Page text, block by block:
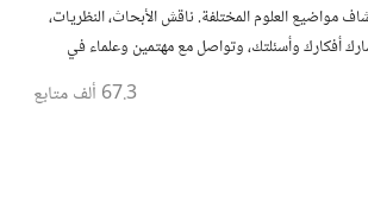
مواضيع العلوم المختلفة. ناقش الأبحاث، النظريات،
أفكارك وأسئلتك، وتواصل مع مهتمين وعلماء في
67.3 ألف متابع